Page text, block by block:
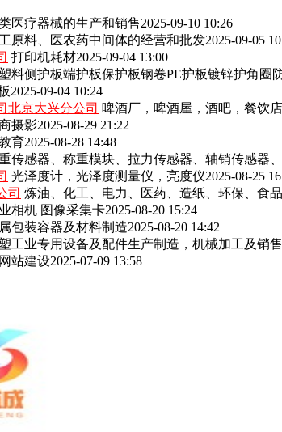
医疗器械的生产和销售2025-09-10 10:26
原料、医农药中间体的经营和批发2025-09-05
打印机耗材2025-09-04 13:00
塑料侧护板端护板保护板钢卷PE护板镀锌护角圈
2025-09-04 10:24
北京大兴分公司 啤酒厂，啤酒屋，酒吧，餐饮店
摄影2025-08-29 21:22
育2025-08-28 14:48
传感器、称重模块、拉力传感器、轴销传感器
光泽度计，光泽度测量仪，亮度仪2025-08-25
司 炼油、化工、电力、医药、造纸、环保、食
相机 图像采集卡2025-08-20 15:24
包装容器及材料制造2025-08-20 14:42
工业专用设备及配件生产制造，机械加工及销售
网站建设2025-07-09 13:58